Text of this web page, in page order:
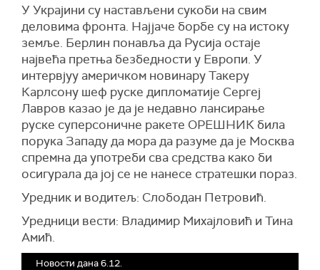
У Украјини су настављени сукоби на свим
деловима фронта. Најјаче борбе су на истоку
земље. Берлин понавља да Русија остаје
највећа претња безбедности у Европи. У
интервјуу америчком новинару Такеру
Карлсону шеф руске дипломатије Сергеј
Лавров казао је да је недавно лансирање
руске суперсоничне ракете ОРЕШНИК била
порука Западу да мора да разуме да је Москва
спремна да употреби сва средства како би
осигурала да јој се не нанесе стратешки пораз.
Уредник и водитељ: Слободан Петровић.
Уредници вести: Владимир Михајловић и Тина
Амић.
Новости дана 6.12.